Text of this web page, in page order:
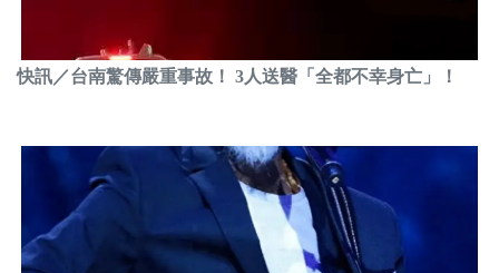
快訊／台南驚傳嚴重事故！ 3人送醫「全都不幸身亡」！